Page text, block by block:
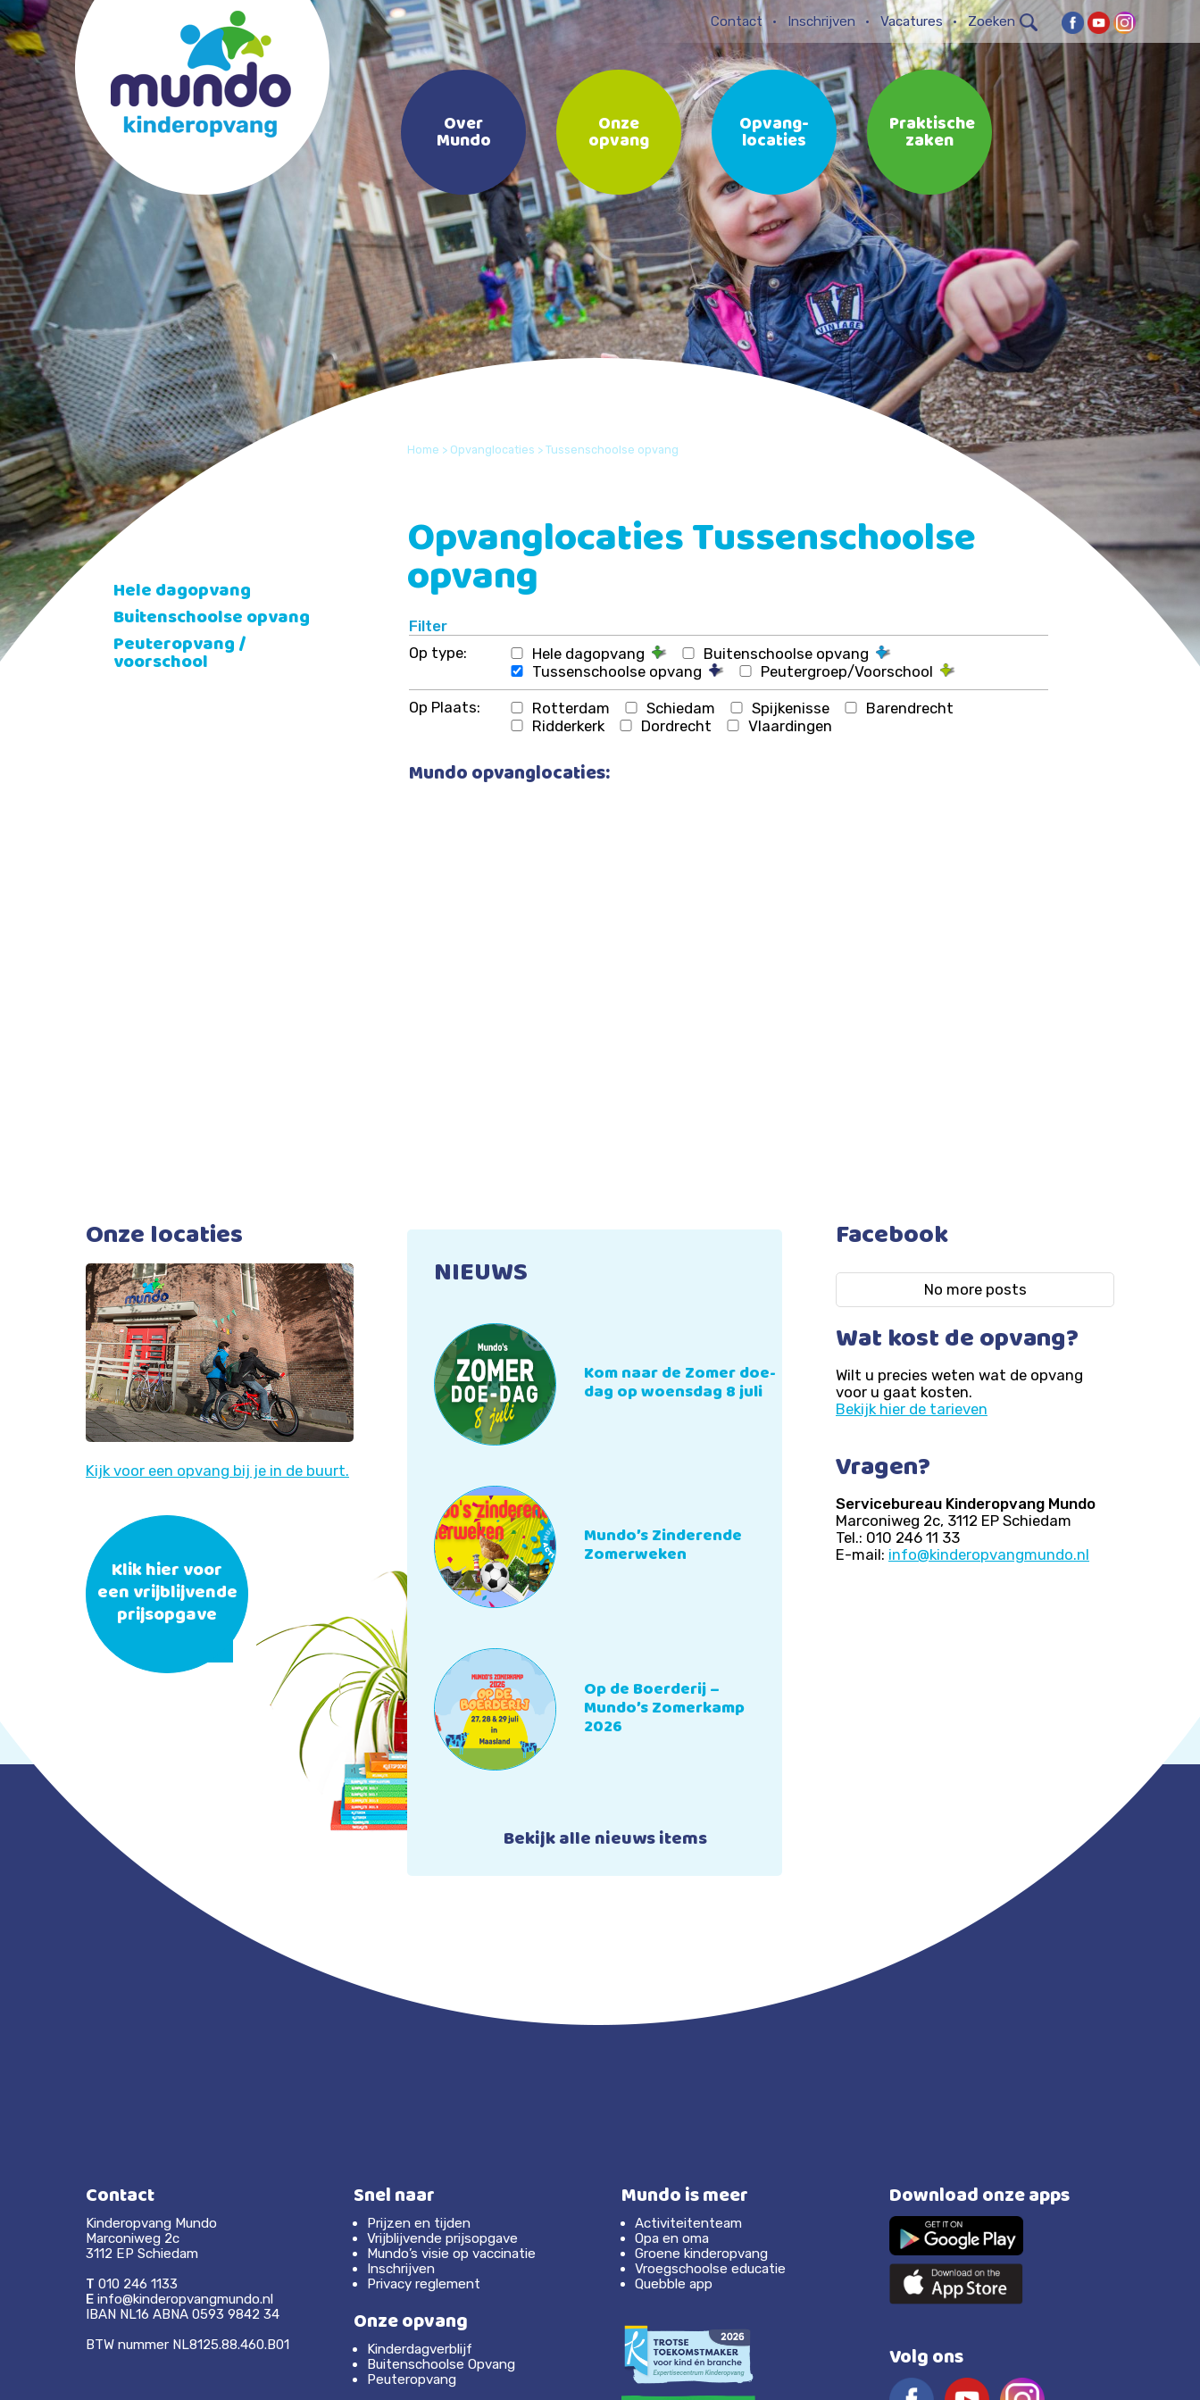
Contact Inschrijven Vacatures Zoeken
Over
Mundo Onze
opvang Opvang-
locaties Praktische
zaken
Home > Opvanglocaties > Tussenschoolse opvang
Opvanglocaties Tussenschoolse
opvang
Filter
Op type:
Hele dagopvang
Buitenschoolse opvang
Tussenschoolse opvang
Peutergroep/Voorschool
Op Plaats:
Rotterdam Schiedam Spijkenisse
Barendrecht
Ridderkerk
Dordrecht Vlaardingen
Mundo opvanglocaties:
Hele dagopvang
Buitenschoolse opvang
Peuteropvang /
voorschool
Onze locaties
Kijk voor een opvang bij je in de buurt.
Klik hier voor
een vrijblijvende
prijsopgave
NIEUWS
Kom naar de Zomer doe-
dag op woensdag 8 juli
Mundo’s Zinderende
Zomerweken
Op de Boerderij –
Mundo’s Zomerkamp
2026
Bekijk alle nieuws items
Facebook
No more posts
Wat kost de opvang?
Wilt u precies weten wat de opvang
voor u gaat kosten.
Bekijk hier de tarieven
Vragen?
Servicebureau Kinderopvang Mundo
Marconiweg 2c, 3112 EP Schiedam
Tel.: 010 246 11 33
E-mail: info@kinderopvangmundo.nl
Contact
Kinderopvang Mundo
Marconiweg 2c
3112 EP Schiedam
T 010 246 1133
E info@kinderopvangmundo.nl
IBAN NL16 ABNA 0593 9842 34
BTW nummer NL8125.88.460.B01
Snel naar
Prijzen en tijden
Vrijblijvende prijsopgave
Mundo’s visie op vaccinatie
Inschrijven
Privacy reglement
Onze opvang
Kinderdagverblijf
Buitenschoolse Opvang
Peuteropvang
Mundo is meer
Activiteitenteam
Opa en oma
Groene kinderopvang
Vroegschoolse educatie
Quebble app
Download onze apps
Volg ons